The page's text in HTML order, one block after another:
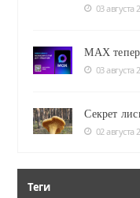
03 августа
MAX
03 августа
Секрет
02 августа
Теги